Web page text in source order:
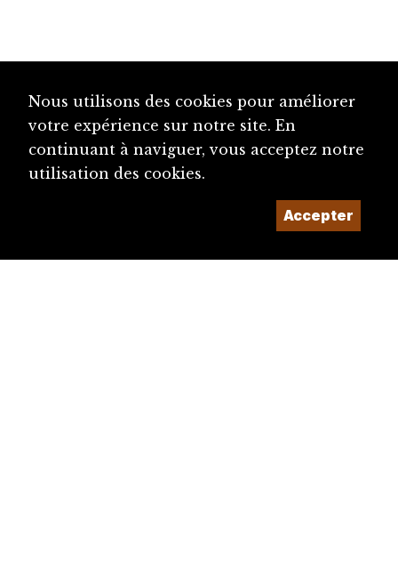
Nous utilisons des cookies pour améliorer
votre expérience sur notre site. En
continuant à naviguer, vous acceptez notre
utilisation des cookies.
Accepter